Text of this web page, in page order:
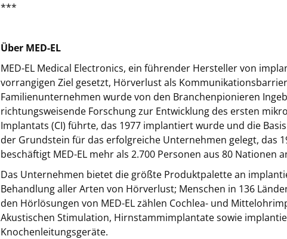
***
Über MED-EL
MED-EL Medical Electronics, ein führender Hersteller von
vorrangigen Ziel gesetzt, Hörverlust als
Familienunternehmen wurde von den Branchenpionieren
richtungsweisende Forschung zur Entwicklung des ersten
Implantats (CI) führte, das 1977 implantiert wurde und die
der Grundstein für das erfolgreiche Unternehmen gelegt, das
beschäftigt MED-EL mehr als 2.700 Personen aus 80 Nationen
Das Unternehmen bietet die größte Produktpalette an
Behandlung aller Arten von Hörverlust; Menschen in 136
den Hörlösungen von MED-EL zählen Cochlea- und
Akustischen Stimulation, Hirnstammimplantate sowie
Knochenleitungsgeräte.